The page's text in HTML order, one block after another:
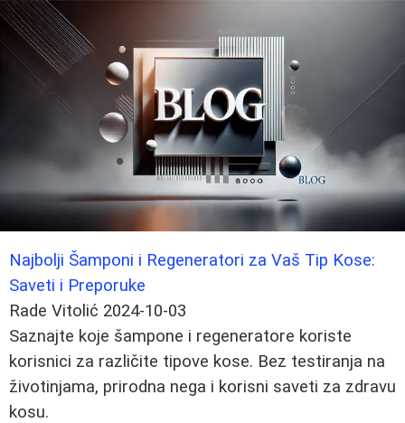
Najbolji Šamponi i Regeneratori za Vaš Tip Kose:
Saveti i Preporuke
Rade Vitolić 2024-10-03
Saznajte koje šampone i regeneratore koriste
korisnici za različite tipove kose. Bez testiranja na
životinjama, prirodna nega i korisni saveti za zdravu
kosu.